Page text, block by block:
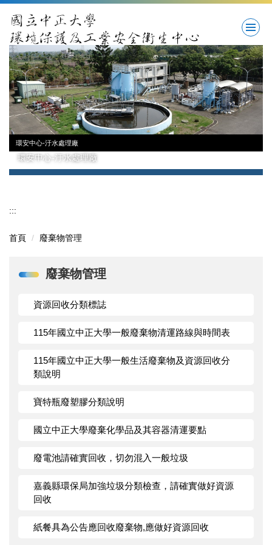
到
主
要
內
容
區
環安中心-汙水處理廠
環安中心-汙水處理廠
:::
首頁 廢棄物管理
廢棄物管理
資源回收分類標誌
115年國立中正大學一般廢棄物清運路線與時間表
115年國立中正大學一般生活廢棄物及資源回收分
類說明
寶特瓶廢塑膠分類說明
國立中正大學廢棄化學品及其容器清運要點
廢電池請確實回收，切勿混入一般垃圾
嘉義縣環保局加強垃圾分類檢查，請確實做好資源
回收
紙餐具為公告應回收廢棄物,應做好資源回收